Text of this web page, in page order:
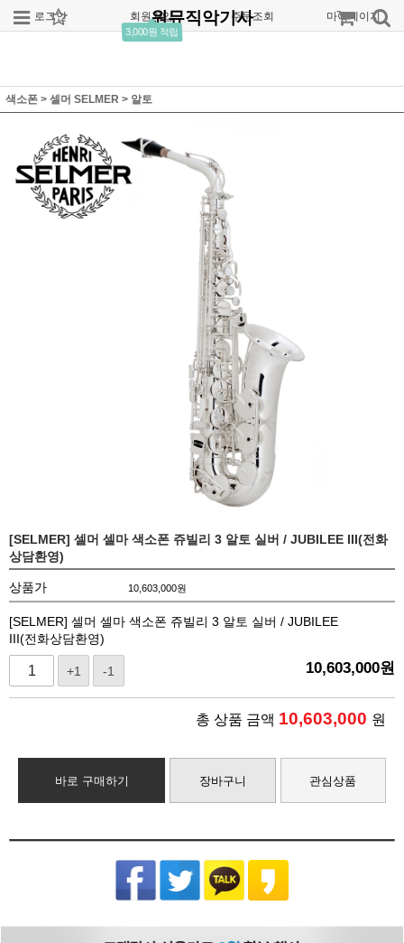
로그인 회원가입
3,000원 적립
주문조회 마이페이지
원뮤직악기사
색소폰 > 셀머 SELMER > 알토
[SELMER] 셀머 셀마 색소폰 쥬빌리 3 알토 실버 / JUBILEE III(전화
상담환영)
상품가 10,603,000원
[SELMER] 셀머 셀마 색소폰 쥬빌리 3 알토 실버 / JUBILEE
III(전화상담환영)
+1 -1 10,603,000원
총 상품 금액 10,603,000 원
바로 구매하기 장바구니 관심상품